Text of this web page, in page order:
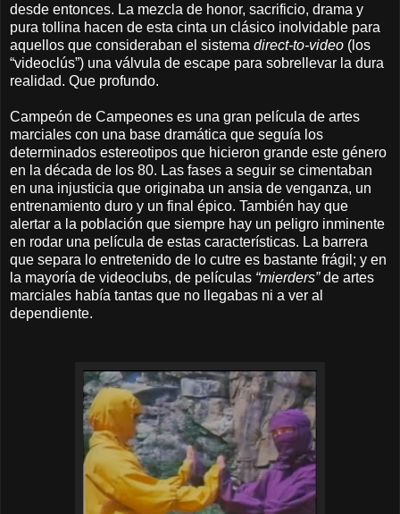
desde entonces. La mezcla de honor, sacrificio, drama y
pura tollina hacen de esta cinta un clásico inolvidable para
aquellos que consideraban el sistema direct-to-video (los
“videoclús”) una válvula de escape para sobrellevar la dura
realidad. Que profundo.
Campeón de Campeones es una gran película de artes
marciales con una base dramática que seguía los
determinados estereotipos que hicieron grande este género
en la década de los 80. Las fases a seguir se cimentaban
en una injusticia que originaba un ansia de venganza, un
entrenamiento duro y un final épico. También hay que
alertar a la población que siempre hay un peligro inminente
en rodar una película de estas características. La barrera
que separa lo entretenido de lo cutre es bastante frágil; y en
la mayoría de videoclubs, de películas “mierders”de artes
marciales había tantas que no llegabas ni a ver al
dependiente.